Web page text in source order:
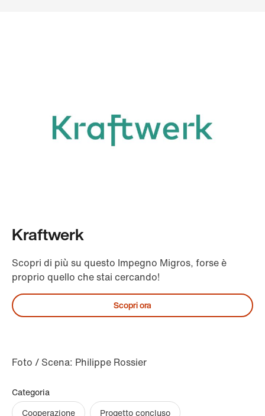
Kraftwerk
Scopri di più su questo Impegno Migros, forse è
proprio quello che stai cercando!
Scopri ora
Foto / Scena: Philippe Rossier
Categoria
Cooperazione
Progetto concluso